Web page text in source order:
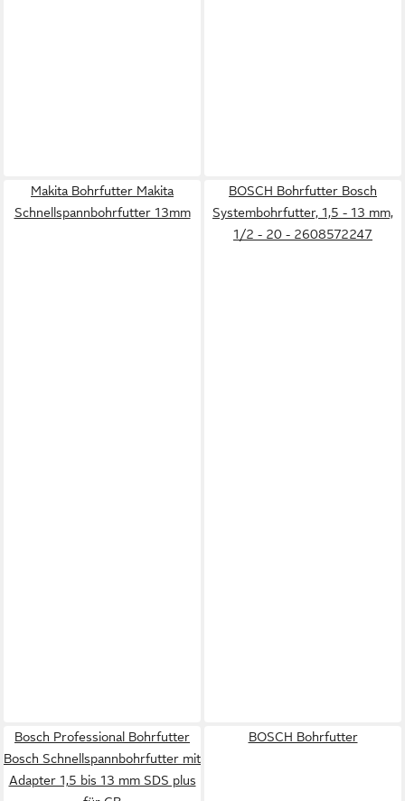
Makita Bohrfutter Makita
Schnellspannbohrfutter 13mm
BOSCH Bohrfutter Bosch
Systembohrfutter, 1,5 - 13 mm,
1/2 - 20 - 2608572247
Bosch Professional Bohrfutter
Bosch Schnellspannbohrfutter mit
Adapter 1,5 bis 13 mm SDS plus
BOSCH Bohrfutter